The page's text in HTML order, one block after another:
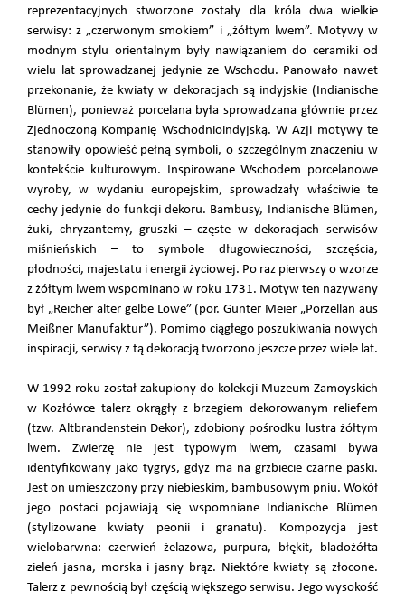
reprezentacyjnych stworzone zostały dla króla dwa wielkie
serwisy: z „czerwonym smokiem” i „żółtym lwem”. Motywy w
modnym stylu orientalnym były nawiązaniem do ceramiki od
wielu lat sprowadzanej jedynie ze Wschodu. Panowało nawet
przekonanie, że kwiaty w dekoracjach są indyjskie (Indianische
Blümen), ponieważ porcelana była sprowadzana głównie przez
Zjednoczoną Kompanię Wschodnioindyjską. W Azji motywy te
stanowiły opowieść pełną symboli, o szczególnym znaczeniu w
kontekście kulturowym. Inspirowane Wschodem porcelanowe
wyroby, w wydaniu europejskim, sprowadzały właściwie te
cechy jedynie do funkcji dekoru. Bambusy, Indianische Blümen,
żuki, chryzantemy, gruszki – częste w dekoracjach serwisów
miśnieńskich – to symbole długowieczności, szczęścia,
płodności, majestatu i energii życiowej. Po raz pierwszy o wzorze
z żółtym lwem wspominano w roku 1731. Motyw ten nazywany
był „Reicher alter gelbe Löwe” (por. Günter Meier „Porzellan aus
Meißner Manufaktur”). Pomimo ciągłego poszukiwania nowych
inspiracji, serwisy z tą dekoracją tworzono jeszcze przez wiele lat.
W 1992 roku został zakupiony do kolekcji Muzeum Zamoyskich
w Kozłówce talerz okrągły z brzegiem dekorowanym reliefem
(tzw. Altbrandenstein Dekor), zdobiony pośrodku lustra żółtym
lwem. Zwierzę nie jest typowym lwem, czasami bywa
identyfikowany jako tygrys, gdyż ma na grzbiecie czarne paski.
Jest on umieszczony przy niebieskim, bambusowym pniu. Wokół
jego postaci pojawiają się wspomniane Indianische Blümen
(stylizowane kwiaty peonii i granatu). Kompozycja jest
wielobarwna: czerwień żelazowa, purpura, błękit, bladożółta
zieleń jasna, morska i jasny brąz. Niektóre kwiaty są złocone.
Talerz z pewnością był częścią większego serwisu. Jego wysokość